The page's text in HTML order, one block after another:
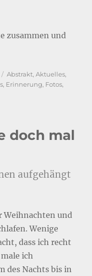
zusammen und
Kategorien
Abstrakt,Aktuelles,
, Erinnerung, Fotos,
doch mal
aufgehängt
Weihnachten und
Wenige
dass ich recht
ich
des Nachts bis in